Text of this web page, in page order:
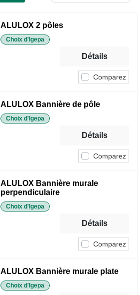
ALULOX 2 pôles
Choix d'Igepa
Comparez
Détails
ALULOX Bannière de pôle
Choix d'Igepa
Comparez
Détails
ALULOX Bannière murale
perpendiculaire
Choix d'Igepa
Comparez
Détails
ALULOX Bannière murale plate
Choix d'Igepa